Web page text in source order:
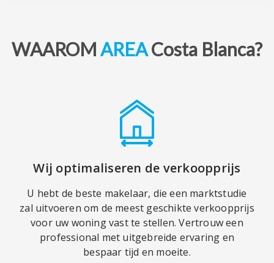
WAAROMAREACosta Blanca?
Wij optimaliseren de verkoopprijs
U hebt de beste makelaar, die een marktstudie
zal uitvoeren om de meest geschikte verkoopprijs
voor uw woning vast te stellen. Vertrouw een
professional met uitgebreide ervaring en
bespaar tijd en moeite.